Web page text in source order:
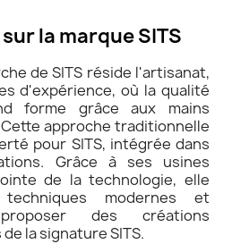
la marque SITS
de SITS réside l'artisanat,
d'expérience, où la qualité
forme grâce aux mains
approche traditionnelle
pour SITS, intégrée dans
Grâce à ses usines
de la technologie, elle
modernes et
des créations
la signature SITS.